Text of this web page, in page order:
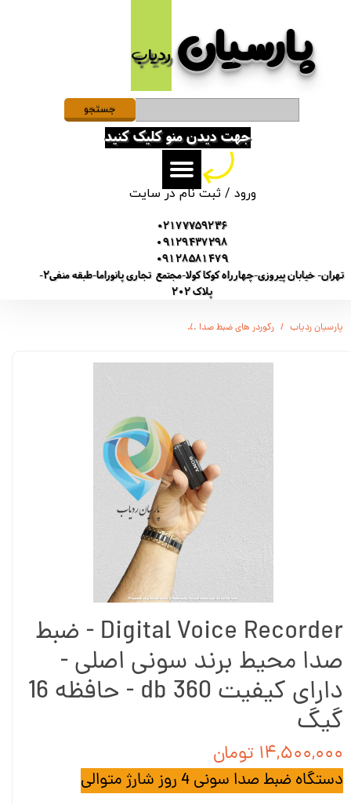
پارسیان​​​​​​​ردیاب
ورود /ثبت نام در سایت
حساب کاربری من
تغییر گذر واژه
سفارشات
خروج از حساب کاربری
02177759236
09129437298
09128581479
تهران- خیابان پیروزی-چهارراه کوکا کولا-مجتمع تجاری پانوراما-طبقه منفی2-
پلاک 202
جهت دیدن منو کلیک کنید
جستجو
پارسیان ردیاب رکوردر های ضبط صدا
Digital Voice Recorder - ضبط
صدا محیط برند سونی اصلی -
دارای کیفیت 360 db - حافظه 16
گیگ
۱۴,۵۰۰,۰۰۰ تومان
دستگاه ضبط صدا سونی 4 روز شارژ متوالی